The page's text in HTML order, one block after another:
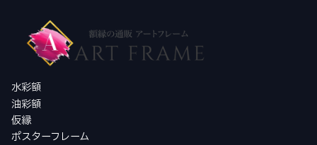
水彩額
油彩額
仮縁
ポスターフレーム